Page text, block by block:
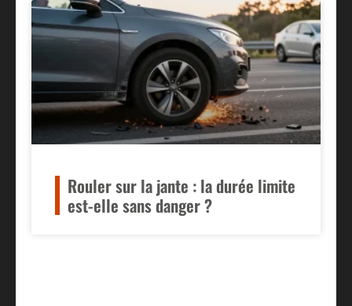
Rouler sur la jante : la durée limite
est-elle sans danger ?